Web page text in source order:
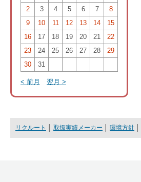
2
3 4 5 6 7
8
9
10 11 12 13 14
15
16
17 18 19 20 21
22
23
24 25 26 27 28
29
30
31
< 前月 翌月 >
リクルート 取扱実績メーカー 環境方針